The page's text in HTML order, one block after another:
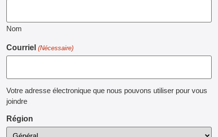
Nom
Courriel (Nécessaire)
Votre adresse électronique que nous pouvons utiliser pour vous
joindre
Région